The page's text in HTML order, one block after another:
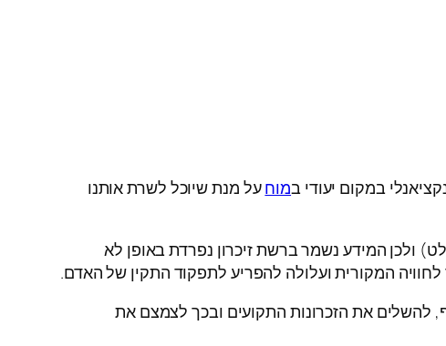
במקום יעודי במוחעל מנת שיוכל לשרת אותנו
ולכן המידע נשמר ברשת זיכרון נפרדת באופן לא
המקורית ועלולה להפריע לתפקוד התקין של האדם.
להשלים את הזכרונות התקועים ובכך לצמצם את